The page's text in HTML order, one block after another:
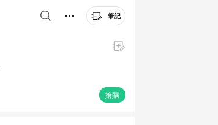
筆記
搶購